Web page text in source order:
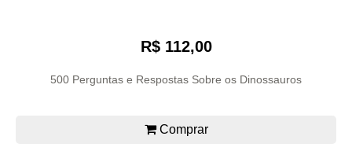
R$ 112,00
500 Perguntas e Respostas Sobre os Dinossauros
Comprar